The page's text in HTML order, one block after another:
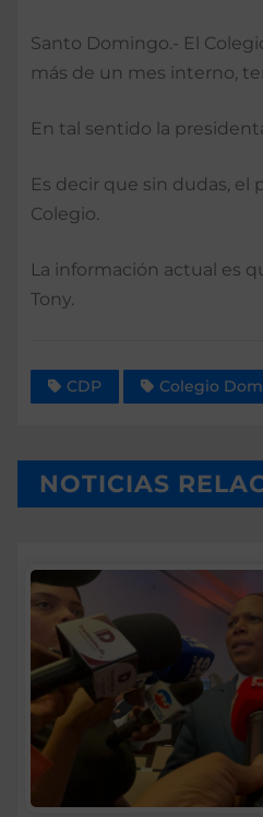
Santo Domingo.- El
más de un mes interno,
En tal sentido la
Es decir que sin dudas,
Colegio.
La información actual es
Tony.
CDP Colegio
NOTICIAS